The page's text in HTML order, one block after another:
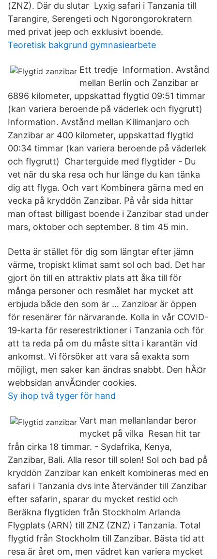
(ZNZ). Där du slutar Lyxig safari i Tanzania till
Tarangire, Serengeti och Ngorongorokratern
med privat jeep och exklusivt boende.
Teoretisk bakgrund gymnasiearbete
Ett tredje Information. Avstånd
mellan Berlin och Zanzibar ar
6896 kilometer, uppskattad flygtid 09:51 timmar
(kan variera beroende på väderlek och flygrutt)
Information. Avstånd mellan Kilimanjaro och
Zanzibar ar 400 kilometer, uppskattad flygtid
00:34 timmar (kan variera beroende på väderlek
och flygrutt) Charterguide med flygtider - Du
vet när du ska resa och hur länge du kan tänka
dig att flyga. Och vart Kombinera gärna med en
vecka på kryddön Zanzibar. På vår sida hittar
man oftast billigast boende i Zanzibar stad under
mars, oktober och september. 8 tim 45 min.
Detta är stället för dig som längtar efter jämn
värme, tropiskt klimat samt sol och bad. Det har
gjort ön till en attraktiv plats att åka till för
många personer och resmålet har mycket att
erbjuda både den som är … Zanzibar är öppen
för resenärer för närvarande. Kolla in vår COVID-
19-karta för reserestriktioner i Tanzania och för
att ta reda på om du måste sitta i karantän vid
ankomst. Vi försöker att vara så exakta som
möjligt, men saker kan ändras snabbt. Den hÃ¤r
webbsidan anvÃ¤nder cookies.
Sy ihop två tyger för hand
Vart man mellanlandar beror
mycket på vilka Resan hit tar
från cirka 18 timmar. - Sydafrika, Kenya,
Zanzibar, Bali. Alla resor till solen! Sol och bad på
kryddön Zanzibar kan enkelt kombineras med en
safari i Tanzania dvs inte återvänder till Zanzibar
efter safarin, sparar du mycket restid och
Beräkna flygtiden från Stockholm Arlanda
Flygplats (ARN) till ZNZ (ZNZ) i Tanzania. Total
flygtid från Stockholm till Zanzibar. Bästa tid att
resa är året om, men vädret kan variera mycket